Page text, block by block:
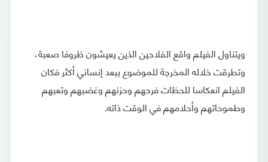
ويتناول الفيلم واقع الفلاحين الذين يعيشون ظروفا صعبة،
وتطرقت خلاله المخرجة للموضوع ببعد إنساني أكثر فكان
الفيلم انعكاسا للحظات فرحهم وحزنهم وغضبهم وتعبهم
وطموحاتهم وأحلامهم في الوقت ذاته.